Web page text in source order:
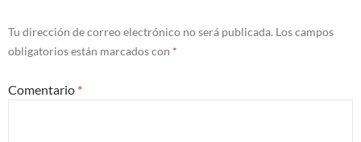
Tu dirección de correo electrónico no será publicada. Los campos
obligatorios están marcados con *
Comentario *